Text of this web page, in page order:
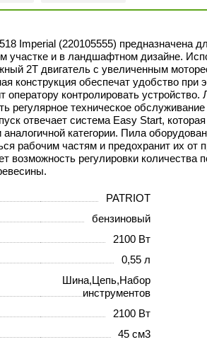
Imperial (220105555) предназначена
участке и в ландшафтном дизайне.
2Т двигатель с увеличенным
конструкция обеспечат удобство при
оператору контролировать
регулярное техническое
отвечает система Easy Start,
категории. Пила
рабочим частям и предохранит их от
возможность регулировки количества
PATRIOT
бензиновый
2100 Вт
0,55 л
Шина,Цепь,Набор
инструментов
2100 Вт
45 см3